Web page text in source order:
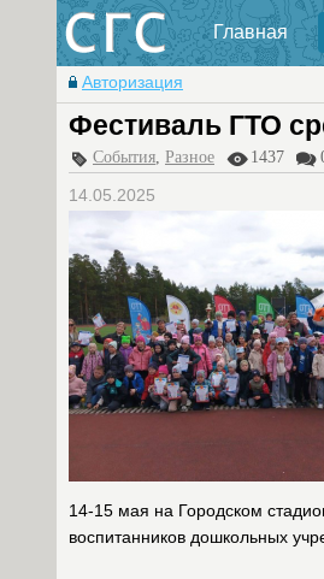
Главная
Авторизация
Фестиваль ГТО
События, Разное 1437
14.05.2025
14-15 мая на Городском
воспитанников дошкольных